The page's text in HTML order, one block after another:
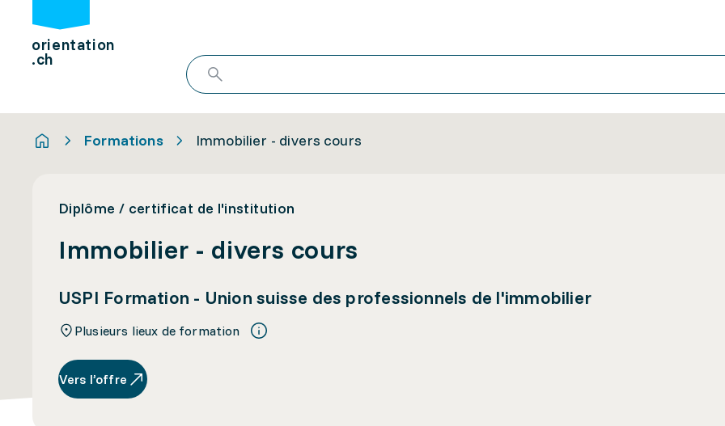
orientation
.ch
Formations Immobilier - divers cours
Diplôme / certificat de l'institution
Immobilier - divers cours
USPI Formation - Union suisse des professionnels de l'immobilier
Plusieurs lieux de formation
Vers l’offre